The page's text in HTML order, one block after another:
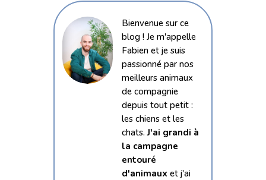
Bienvenue sur ce
blog ! Je m'appelle
Fabien et je suis
passionné par nos
meilleurs animaux
de compagnie
depuis tout petit :
les chiens et les
chats.J'ai grandi à
la campagne
entouré
d'animaux et j'ai